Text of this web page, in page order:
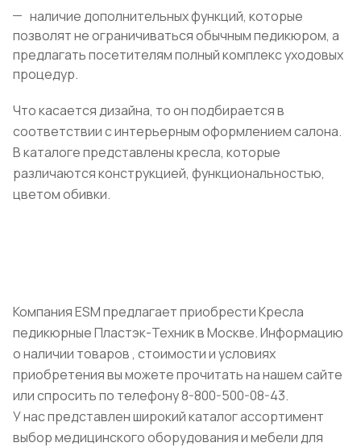
наличие дополнительных функций, которые
позволят не ограничиваться обычным педикюром, а
предлагать посетителям полный комплекс уходовых
процедур.
Что касается дизайна, то он подбирается в
соответствии с интерьерным оформлением салона.
В каталоге представлены кресла, которые
различаются конструкцией, функциональностью,
цветом обивки.
Компания ESM предлагает приобрести Кресла
педикюрные Пластэк-Техник в Москве. Информацию
о наличии товаров , стоимости и условиях
приобретения вы можете прочитать на нашем сайте
или спросить по телефону 8-800-500-08-43.
У нас представлен широкий каталог ассортимент
выбор медицинского оборудования и мебели для